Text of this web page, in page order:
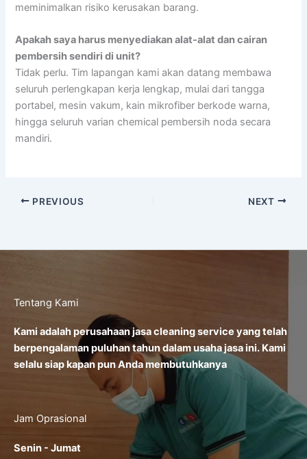
meminimalkan risiko kerusakan barang.
Apakah saya harus menyediakan alat-alat dan cairan
pembersih sendiri di unit?
Tidak perlu. Tim lapangan kami akan datang membawa
seluruh perlengkapan kerja lengkap, mulai dari tangga
portabel, mesin vakum, kain mikrofiber berkode warna,
hingga seluruh varian chemical pembersih noda secara
mandiri.
PREVIOUS NEXT
Tentang Kami
Kami adalah perusahaan jasa cleaning service yang telah
berpengalaman puluhan tahun dalam usaha jasa ini. Kami
selalu siap kapan pun Anda membutuhkanya
Jam Oprasional
Senin - Jumat